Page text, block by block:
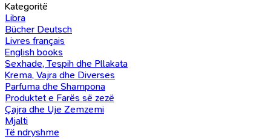
Kategoritë
Libra
Bücher Deutsch
Livres français
English books
Sexhade, Tespih dhe Pllakata
Krema, Vajra dhe Diverses
Parfuma dhe Shampona
Produktet e Farës së zezë
Çajra dhe Uje Zemzemi
Mjalti
Të ndryshme